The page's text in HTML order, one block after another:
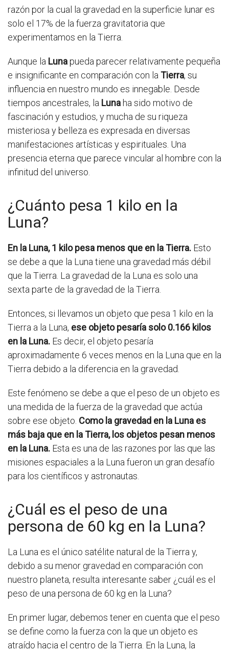
razón por la cual la gravedad en la superficie lunar es
solo el 17% de la fuerza gravitatoria que
experimentamos en la Tierra.
Aunque la Lunapueda parecer relativamente pequeña
e insignificante en comparación con la Tierra, su
influencia en nuestro mundo es innegable. Desde
tiempos ancestrales, la Lunaha sido motivo de
fascinación y estudios, y mucha de su riqueza
misteriosa y belleza es expresada en diversas
manifestaciones artísticas y espirituales. Una
presencia eterna que parece vincular al hombre con la
infinitud del universo.
¿Cuánto pesa 1 kilo en la
Luna?
En la Luna, 1 kilo pesa menos que en la Tierra. Esto
se debe a que la Luna tiene una gravedad más débil
que la Tierra. La gravedad de la Luna es solo una
sexta parte de la gravedad de la Tierra.
Entonces, si llevamos un objeto que pesa 1 kilo en la
Tierra a la Luna, ese objeto pesaría solo 0.166 kilos
en la Luna. Es decir, el objeto pesaría
aproximadamente 6 veces menos en la Luna que en la
Tierra debido a la diferencia en la gravedad.
Este fenómeno se debe a que el peso de un objeto es
una medida de la fuerza de la gravedad que actúa
sobre ese objeto. Como la gravedad en la Luna es
más baja que en la Tierra, los objetos pesan menos
en la Luna. Esta es una de las razones por las que las
misiones espaciales a la Luna fueron un gran desafío
para los científicos y astronautas.
¿Cuál es el peso de una
persona de 60 kg en la Luna?
La Luna es el único satélite natural de la Tierra y,
debido a su menor gravedad en comparación con
nuestro planeta, resulta interesante saber ¿cuál es el
peso de una persona de 60 kg en la Luna?
En primer lugar, debemos tener en cuenta que el peso
se define como la fuerza con la que un objeto es
atraído hacia el centro de la Tierra. En la Luna, la